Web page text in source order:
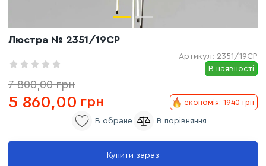
Люстра № 2351/19CP
Артикул: 2351/19CP
В наявності
7 800,00 грн
5 860,00 грн економія: 1940 грн
Купити зараз